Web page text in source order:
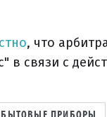
, что
в связи с